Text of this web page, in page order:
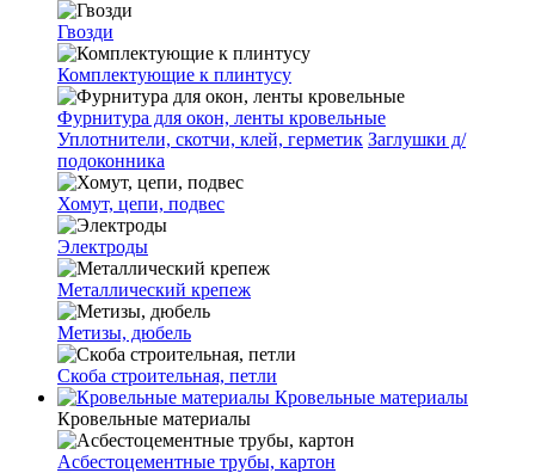
Гвозди
Комплектующие к плинтусу
Фурнитура для окон, ленты кровельные
Уплотнители, скотчи, клей, герметик Заглушки д/
подоконника
Хомут, цепи, подвес
Электроды
Металлический крепеж
Метизы, дюбель
Скоба строительная, петли
Кровельные материалы
Кровельные материалы
Асбестоцементные трубы, картон